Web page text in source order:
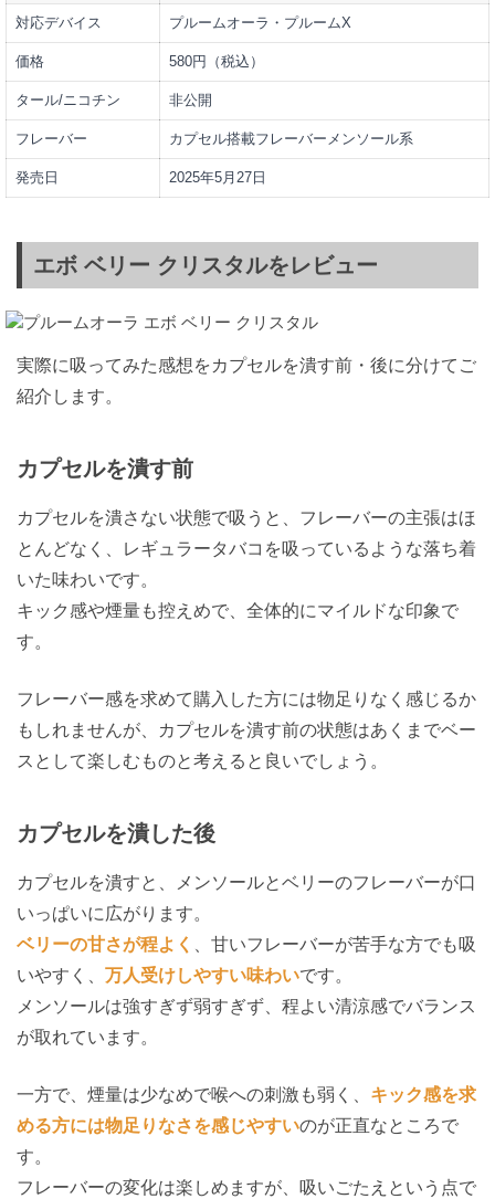
対応デバイス プルームオーラ・プルームX
価格 580円（税込）
タール/ニコチン 非公開
フレーバー カプセル搭載フレーバーメンソール系
発売日 2025年5月27日
エボ ベリー クリスタルをレビュー
実際に吸ってみた感想をカプセルを潰す前・後に分けてご
紹介します。
カプセルを潰す前
カプセルを潰さない状態で吸うと、フレーバーの主張はほ
とんどなく、レギュラータバコを吸っているような落ち着
いた味わいです。
キック感や煙量も控えめで、全体的にマイルドな印象で
す。
フレーバー感を求めて購入した方には物足りなく感じるか
もしれませんが、カプセルを潰す前の状態はあくまでベー
スとして楽しむものと考えると良いでしょう。
カプセルを潰した後
カプセルを潰すと、メンソールとベリーのフレーバーが口
いっぱいに広がります。
ベリーの甘さが程よく
、甘いフレーバーが苦手な方でも吸
いやすく、 万人受けしやすい味わいです。
メンソールは強すぎず弱すぎず、程よい清涼感でバランス
が取れています。
一方で、煙量は少なめで喉への刺激も弱く、 キック感を求
める方には物足りなさを感じやすいのが正直なところで
す。
フレーバーの変化は楽しめますが、吸いごたえという点で